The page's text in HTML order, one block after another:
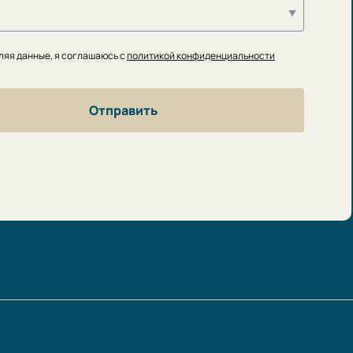
данные, я соглашаюсь сполитикой конфиденциальности
Отправить